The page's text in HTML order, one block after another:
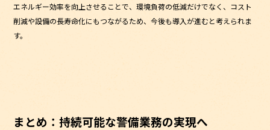
エネルギー効率を向上させることで、環境負荷の低減だけでなく、コスト
削減や設備の長寿命化にもつながるため、今後も導入が進むと考えられま
す。
まとめ：持続可能な警備業務の実現へ